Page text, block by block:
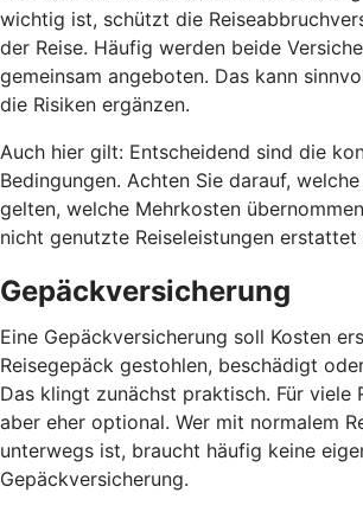
wichtig ist, schützt die
der Reise. Häufig werden beide
gemeinsam angeboten. Das kann
die Risiken ergänzen.
Auch hier gilt: Entscheidend sind die
Bedingungen. Achten Sie darauf,
gelten, welche Mehrkosten
nicht genutzte Reiseleistungen erstattet
Gepäckversicherung
Eine Gepäckversicherung soll Kosten
Reisegepäck gestohlen, beschädigt
Das klingt zunächst praktisch. Für viele
aber eher optional. Wer mit normalem
unterwegs ist, braucht häufig keine
Gepäckversicherung.